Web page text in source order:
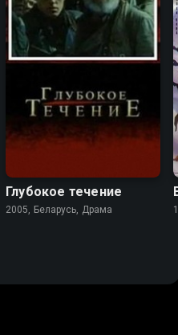
Глубокое течение
2005, Беларусь, Драма